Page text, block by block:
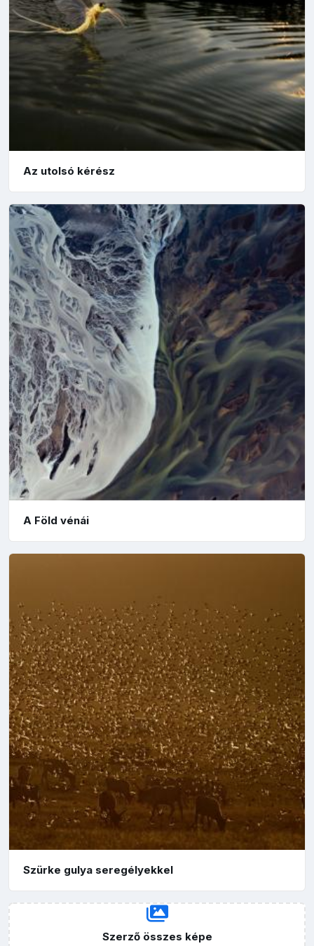
Az utolsó kérész
A Föld vénái
Szürke gulya seregélyekkel
Szerző összes képe